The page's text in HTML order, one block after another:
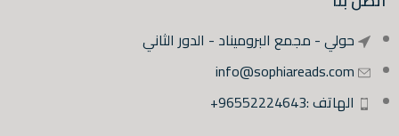
حولي - مجمع البروميناد - الدور الثاني
info@sophiareads.com
الهاتف :96552224643+